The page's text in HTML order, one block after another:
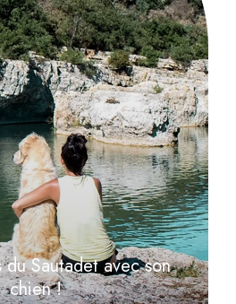
du Sautadet avec son
chien !